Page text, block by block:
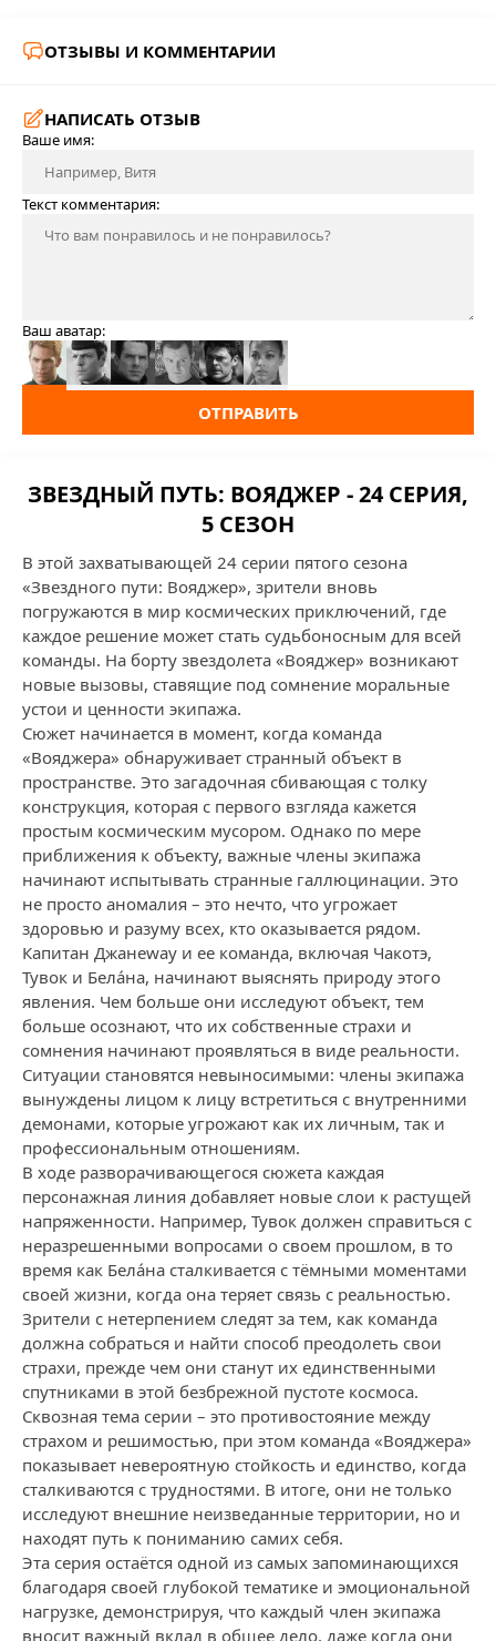
ОТЗЫВЫ И КОММЕНТАРИИ
НАПИСАТЬ ОТЗЫВ
Ваше имя:
Текст комментария:
Ваш аватар:
ОТПРАВИТЬ
ЗВЕЗДНЫЙ ПУТЬ: ВОЯДЖЕР - 24 СЕРИЯ,
5 СЕЗОН
В этой захватывающей 24 серии пятого сезона
«Звездного пути: Вояджер», зрители вновь
погружаются в мир космических приключений, где
каждое решение может стать судьбоносным для всей
команды. На борту звездолета «Вояджер» возникают
новые вызовы, ставящие под сомнение моральные
устои и ценности экипажа.
Сюжет начинается в момент, когда команда
«Вояджера» обнаруживает странный объект в
пространстве. Это загадочная сбивающая с толку
конструкция, которая с первого взгляда кажется
простым космическим мусором. Однако по мере
приближения к объекту, важные члены экипажа
начинают испытывать странные галлюцинации. Это
не просто аномалия – это нечто, что угрожает
здоровью и разуму всех, кто оказывается рядом.
Капитан Джанeway и ее команда, включая Чакотэ,
Тувок и Бела́на, начинают выяснять природу этого
явления. Чем больше они исследуют объект, тем
больше осознают, что их собственные страхи и
сомнения начинают проявляться в виде реальности.
Ситуации становятся невыносимыми: члены экипажа
вынуждены лицом к лицу встретиться с внутренними
демонами, которые угрожают как их личным, так и
профессиональным отношениям.
В ходе разворачивающегося сюжета каждая
персонажная линия добавляет новые слои к растущей
напряженности. Например, Тувок должен справиться с
неразрешенными вопросами о своем прошлом, в то
время как Бела́на сталкивается с тёмными моментами
своей жизни, когда она теряет связь с реальностью.
Зрители с нетерпением следят за тем, как команда
должна собраться и найти способ преодолеть свои
страхи, прежде чем они станут их единственными
спутниками в этой безбрежной пустоте космоса.
Сквозная тема серии – это противостояние между
страхом и решимостью, при этом команда «Вояджера»
показывает невероятную стойкость и единство, когда
сталкиваются с трудностями. В итоге, они не только
исследуют внешние неизведанные территории, но и
находят путь к пониманию самих себя.
Эта серия остаётся одной из самых запоминающихся
благодаря своей глубокой тематике и эмоциональной
нагрузке, демонстрируя, что каждый член экипажа
вносит важный вклад в общее дело, даже когда они